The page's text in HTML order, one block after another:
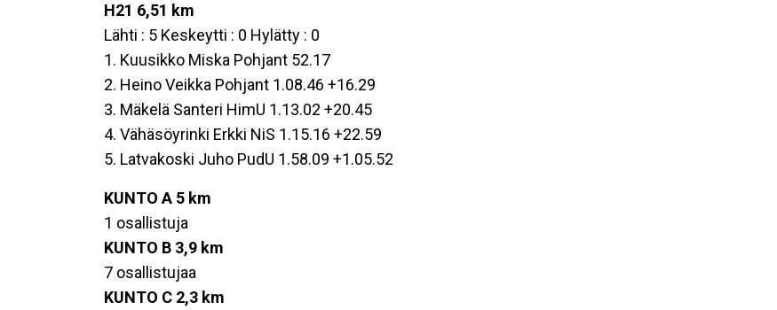
H21 6,51 km
Lähti : 5 Keskeytti : 0 Hylätty : 0
1. Kuusikko Miska Pohjant 52.17
2. Heino Veikka Pohjant 1.08.46 +16.29
3. Mäkelä Santeri HimU 1.13.02 +20.45
4. Vähäsöyrinki Erkki NiS 1.15.16 +22.59
5. Latvakoski Juho PudU 1.58.09 +1.05.52
KUNTO A 5 km
1 osallistuja
KUNTO B 3,9 km
7 osallistujaa
KUNTO C 2,3 km